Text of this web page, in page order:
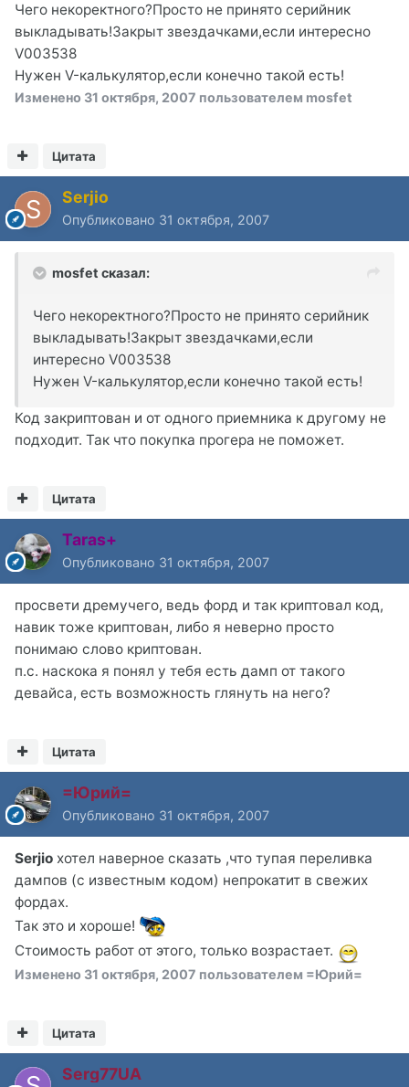
Чего некоректного?Просто не принято серийник
выкладывать!Закрыт звездачками,если интересно
V003538
Нужен V-калькулятор,если конечно такой есть!
Изменено 31 октября, 2007 пользователем mosfet
Цитата
Serjio
Опубликовано 31 октября, 2007
mosfet сказал:
Чего некоректного?Просто не принято серийник
выкладывать!Закрыт звездачками,если
интересно V003538
Нужен V-калькулятор,если конечно такой есть!
Код закриптован и от одного приемника к другому не
подходит. Так что покупка прогера не поможет.
Цитата
Taras+
Опубликовано 31 октября, 2007
просвети дремучего, ведь форд и так криптовал код,
навик тоже криптован, либо я неверно просто
понимаю слово криптован.
п.с. наскока я понял у тебя есть дамп от такого
девайса, есть возможность глянуть на него?
Цитата
=Юрий=
Опубликовано 31 октября, 2007
Serjio хотел наверное сказать ,что тупая переливка
дампов (с известным кодом) непрокатит в свежих
фордах.
Так это и хороше!
Стоимость работ от этого, только возрастает.
Изменено 31 октября, 2007 пользователем =Юрий=
Цитата
Serg77UA